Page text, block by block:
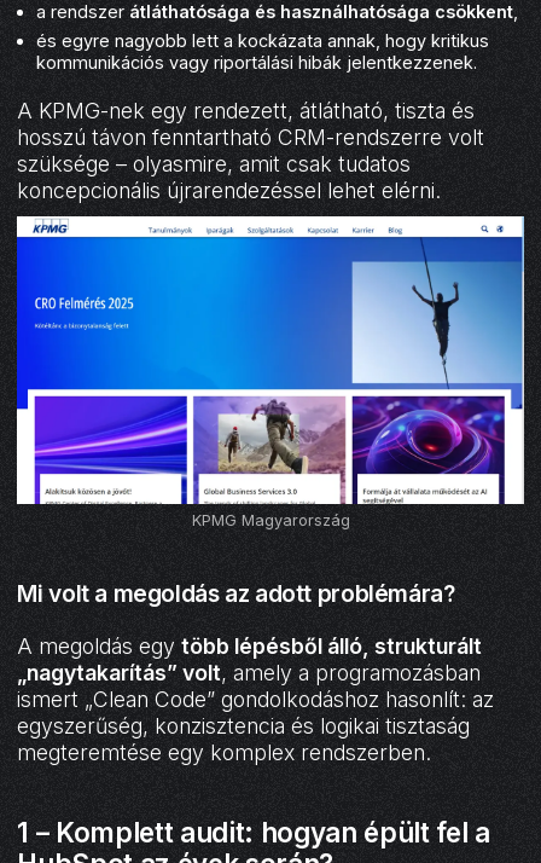
a rendszer átláthatósága és használhatósága csökkent
és egyre nagyobb lett a kockázata annak, hogy kritikus
kommunikációs vagy riportálási hibák jelentkezzenek.
A KPMG-nek egy rendezett, átlátható, tiszta és
hosszú távon fenntartható CRM-rendszerre volt
szüksége – olyasmire, amit csak tudatos
koncepcionális újrarendezéssel lehet elérni.
KPMG Magyarország
Mi volt a megoldás az adott problémára?
A megoldás egytöbb lépésből álló, strukturált
„nagytakarítás” volt, amely a programozásban
ismert „Clean Code” gondolkodáshoz hasonlít: az
egyszerűség, konzisztencia és logikai tisztaság
megteremtése egy komplex rendszerben.
1 – Komplett audit: hogyan épült fel a